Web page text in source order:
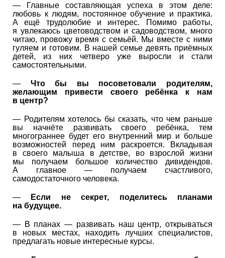
— Главные составляющая успеха в этом деле:
любовь к людям, постоянное обучение и практика.
А ещё трудолюбие и интерес. Помимо работы,
я увлекаюсь цветоводством и садоводством, много
читаю, провожу время с семьёй. Мы вместе с ними
гуляем и готовим. В нашей семье девять приёмных
детей, из них четверо уже выросли и стали
самостоятельными.
— Что бы вы посоветовали родителям,
желающим привести своего ребёнка к нам
в центр?
— Родителям хотелось бы сказать, что чем раньше
вы начнёте развивать своего ребёнка, тем
многограннее будет его внутренний мир и больше
возможностей перед ним раскроется. Вкладывая
в своего малыша в детстве, во взрослой жизни
мы получаем большое количество дивидендов.
А главное — получаем счастливого,
самодостаточного человека.
—
Если не секрет, поделитесь планами
на будущее.
— В планах — развивать наш центр, открываться
в новых местах, находить лучших специалистов,
предлагать новые интересные курсы.